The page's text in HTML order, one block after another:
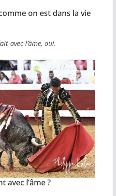
on est dans la vie
avec l’âme, oui.
avec l’âme ?